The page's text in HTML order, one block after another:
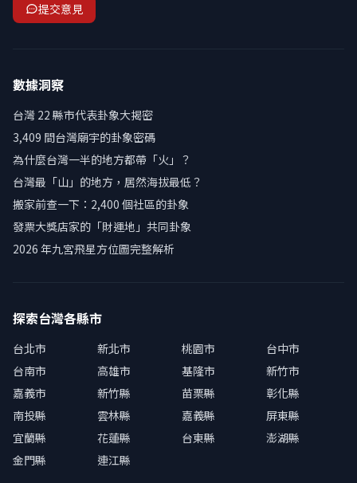
提交意見
數據洞察
台灣 22 縣市代表卦象大揭密
3,409 間台灣廟宇的卦象密碼
為什麼台灣一半的地方都帶「火」？
台灣最「山」的地方，居然海拔最低？
搬家前查一下：2,400 個社區的卦象
發票大獎店家的「財運地」共同卦象
2026 年九宮飛星方位圖完整解析
探索台灣各縣市
台北市 新北市 桃園市
台中市
台南市
高雄市 基隆市
新竹市
嘉義市
新竹縣 苗栗縣
彰化縣
南投縣
雲林縣 嘉義縣
屏東縣
宜蘭縣
花蓮縣 台東縣
澎湖縣
金門縣
連江縣